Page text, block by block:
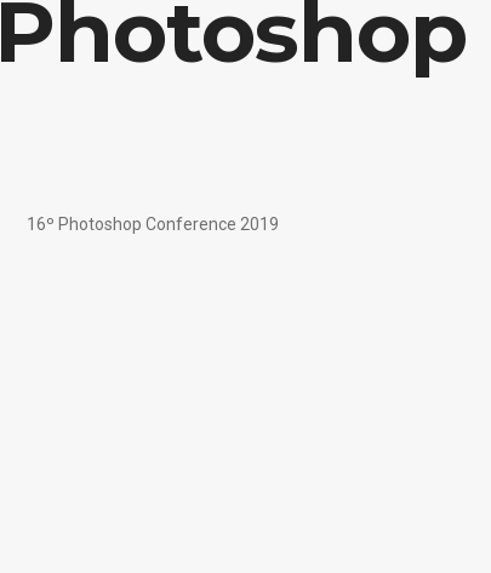
Photoshop
16º Photoshop Conference 2019